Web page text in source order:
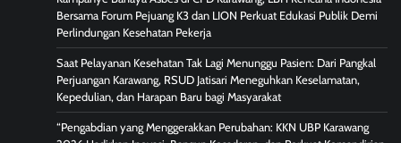
Bersama Forum Pejuang K3 dan LION Perkuat Edukasi Publik Demi
Perlindungan Kesehatan Pekerja
Saat Pelayanan Kesehatan Tak Lagi Menunggu Pasien: Dari Pangkal
Perjuangan Karawang, RSUD Jatisari Meneguhkan Keselamatan,
Kepedulian, dan Harapan Baru bagi Masyarakat
“Pengabdian yang Menggerakkan Perubahan: KKN UBP Karawang